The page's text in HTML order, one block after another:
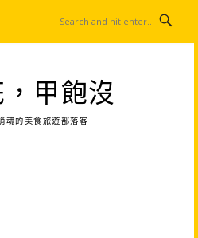
甲飽沒
魂的美食旅遊部落客